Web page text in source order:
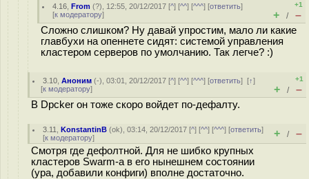
4.16 ,From (?), 12:55, 20/12/2017 [^] [^^] [^^^] [ответить]
[к модератору]
+1
+ / –
Сложно слишком? Ну давай упростим, мало ли какие
главбухи на опеннете сидят: системой управления
кластером серверов по умолчанию. Так легче? :)
3.10 ,Аноним (-), 03:01, 20/12/2017 [^] [^^] [^^^] [ответить][↑]
[к модератору]
+1
+ / –
В Dpcker он тоже скоро войдет по-дефалту.
3.11 ,KonstantinB (ok), 03:14, 20/12/2017 [^] [^^] [^^^] [ответить]
[к модератору] + / –
Смотря где дефолтной. Для не шибко крупных
кластеров Swarm-а в его нынешнем состоянии
(ура, добавили конфиги) вполне достаточно.